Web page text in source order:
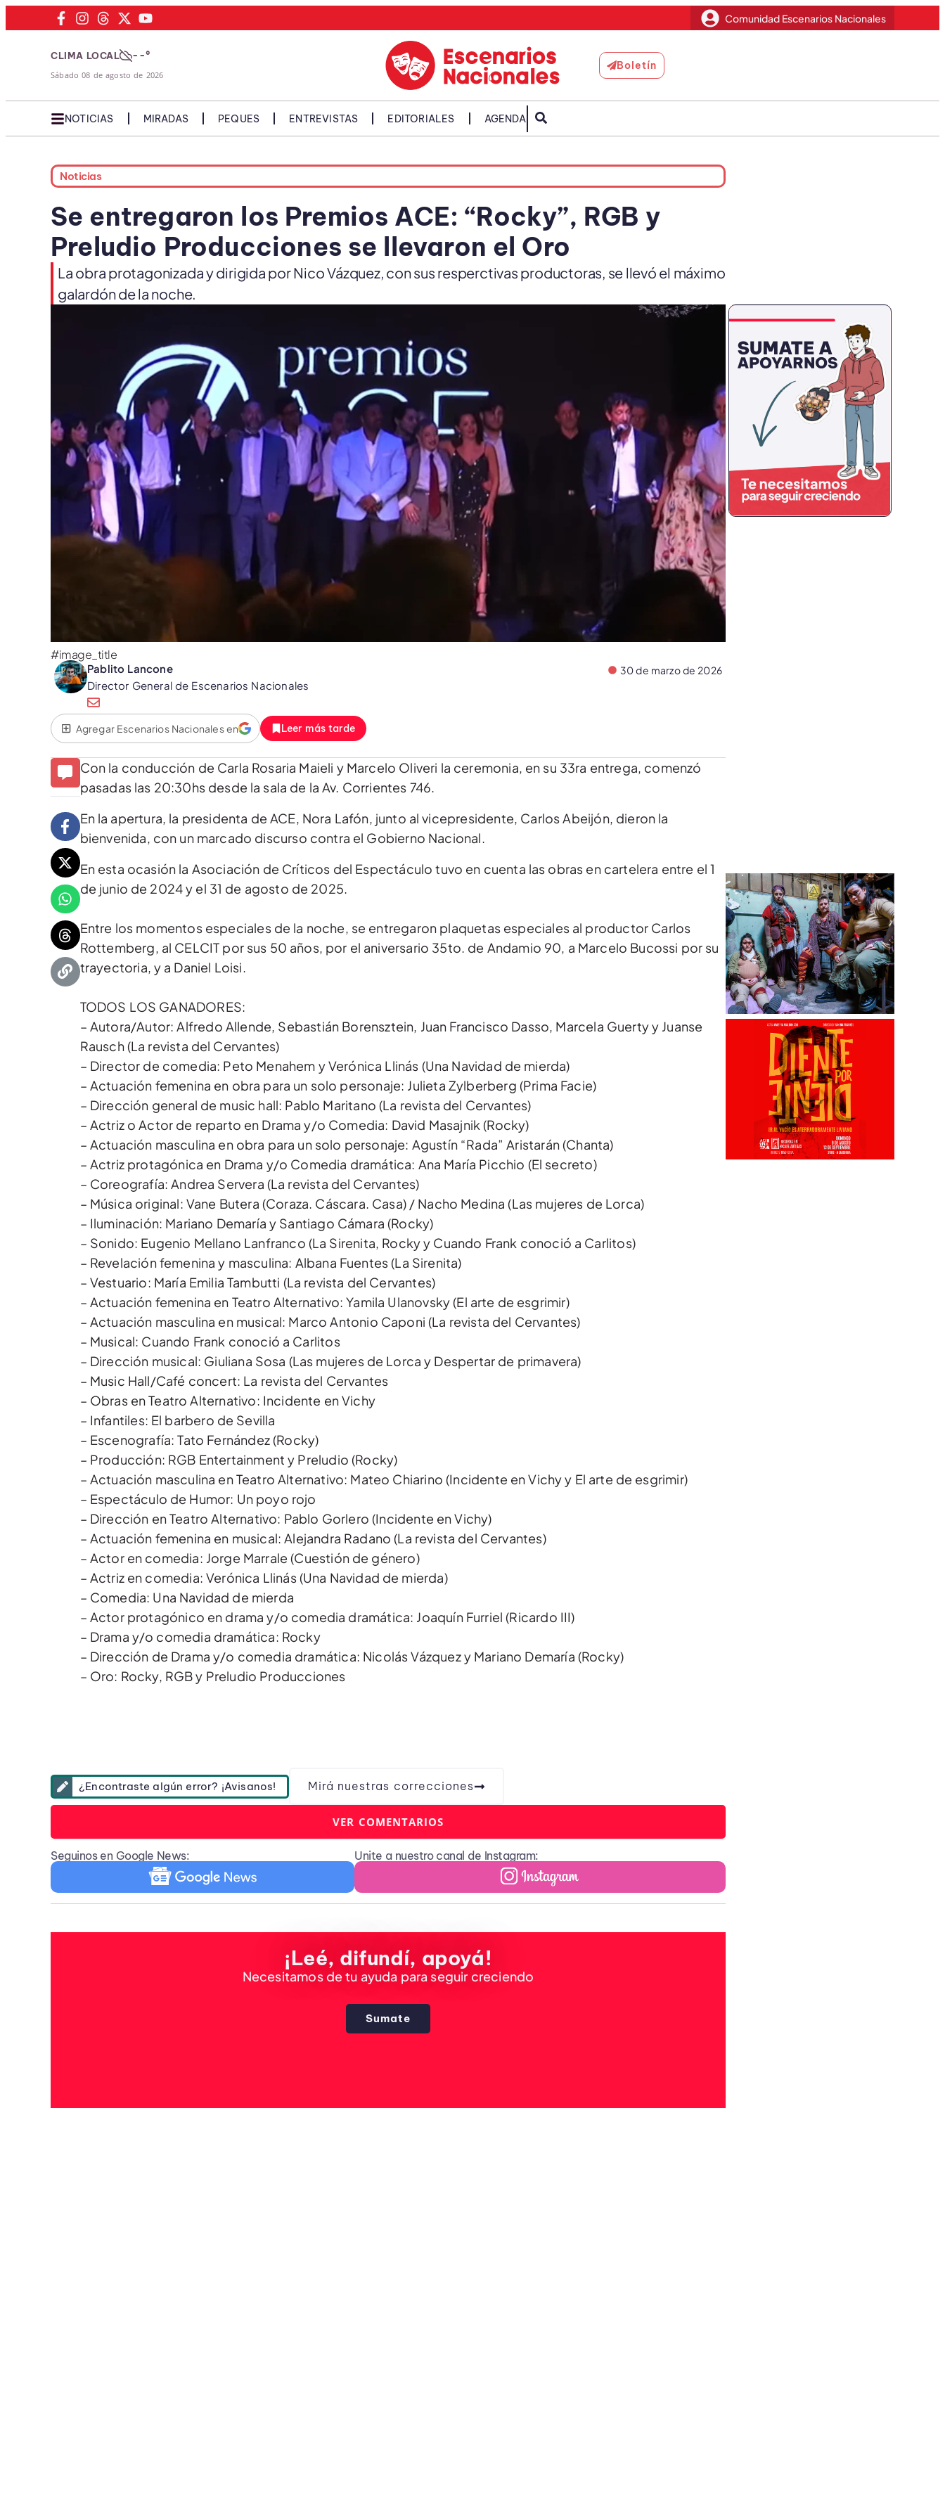
Comunidad Escenarios Nacionales
CLIMA LOCAL --°
Sábado 08 de agosto de 2026
Boletín
NOTICIAS MIRADAS PEQUES ENTREVISTAS EDITORIALES AGENDA
Noticias
Se entregaron los Premios ACE: “Rocky”, RGB y
Preludio Producciones se llevaron el Oro
La obra protagonizada y dirigida por Nico Vázquez, con sus resperctivas productoras, se llevó el máximo
galardón de la noche.
#image_title
Pablito Lancone
Director General de Escenarios Nacionales
30 de marzo de 2026
Agregar Escenarios Nacionales en Leer más tarde
Con la conducción de Carla Rosaria Maieli y Marcelo Oliveri la ceremonia, en su 33ra entrega, comenzó
pasadas las 20:30hs desde la sala de la Av. Corrientes 746.
En la apertura, la presidenta de ACE, Nora Lafón, junto al vicepresidente, Carlos Abeijón, dieron la
bienvenida, con un marcado discurso contra el Gobierno Nacional.
En esta ocasión la Asociación de Críticos del Espectáculo tuvo en cuenta las obras en cartelera entre el 1
de junio de 2024 y el 31 de agosto de 2025.
Entre los momentos especiales de la noche, se entregaron plaquetas especiales al productor Carlos
Rottemberg, al CELCIT por sus 50 años, por el aniversario 35to. de Andamio 90, a Marcelo Bucossi por su
trayectoria, y a Daniel Loisi.
TODOS LOS GANADORES:
– Autora/Autor: Alfredo Allende, Sebastián Borensztein, Juan Francisco Dasso, Marcela Guerty y Juanse
Rausch (La revista del Cervantes)
– Director de comedia: Peto Menahem y Verónica Llinás (Una Navidad de mierda)
– Actuación femenina en obra para un solo personaje: Julieta Zylberberg (Prima Facie)
– Dirección general de music hall: Pablo Maritano (La revista del Cervantes)
– Actriz o Actor de reparto en Drama y/o Comedia: David Masajnik (Rocky)
– Actuación masculina en obra para un solo personaje: Agustín “Rada” Aristarán (Chanta)
– Actriz protagónica en Drama y/o Comedia dramática: Ana María Picchio (El secreto)
– Coreografía: Andrea Servera (La revista del Cervantes)
– Música original: Vane Butera (Coraza. Cáscara. Casa) / Nacho Medina (Las mujeres de Lorca)
– Iluminación: Mariano Demaría y Santiago Cámara (Rocky)
– Sonido: Eugenio Mellano Lanfranco (La Sirenita, Rocky y Cuando Frank conoció a Carlitos)
– Revelación femenina y masculina: Albana Fuentes (La Sirenita)
– Vestuario: María Emilia Tambutti (La revista del Cervantes)
– Actuación femenina en Teatro Alternativo: Yamila Ulanovsky (El arte de esgrimir)
– Actuación masculina en musical: Marco Antonio Caponi (La revista del Cervantes)
– Musical: Cuando Frank conoció a Carlitos
– Dirección musical: Giuliana Sosa (Las mujeres de Lorca y Despertar de primavera)
– Music Hall/Café concert: La revista del Cervantes
– Obras en Teatro Alternativo: Incidente en Vichy
– Infantiles: El barbero de Sevilla
– Escenografía: Tato Fernández (Rocky)
– Producción: RGB Entertainment y Preludio (Rocky)
– Actuación masculina en Teatro Alternativo: Mateo Chiarino (Incidente en Vichy y El arte de esgrimir)
– Espectáculo de Humor: Un poyo rojo
– Dirección en Teatro Alternativo: Pablo Gorlero (Incidente en Vichy)
– Actuación femenina en musical: Alejandra Radano (La revista del Cervantes)
– Actor en comedia: Jorge Marrale (Cuestión de género)
– Actriz en comedia: Verónica Llinás (Una Navidad de mierda)
– Comedia: Una Navidad de mierda
– Actor protagónico en drama y/o comedia dramática: Joaquín Furriel (Ricardo III)
– Drama y/o comedia dramática: Rocky
– Dirección de Drama y/o comedia dramática: Nicolás Vázquez y Mariano Demaría (Rocky)
– Oro: Rocky, RGB y Preludio Producciones
¿Encontraste algún error? ¡Avisanos! Mirá nuestras correcciones
VER COMENTARIOS
Seguinos en Google News: Unite a nuestro canal de Instagram:
¡Leé, difundí, apoyá!
Necesitamos de tu ayuda para seguir creciendo
Sumate